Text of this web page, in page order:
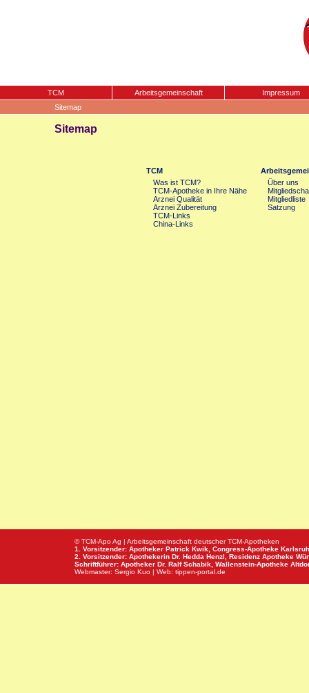
TCM Arbeitsgemeinschaft
Impressum
Sitemap
Sitemap
TCM
Was ist TCM?
TCM-Apotheke in Ihre Nähe
Arznei Qualität
Arznei Zubereitung
TCM-Links
China-Links
Über uns
Mitgliedliste
Satzung
© TCM-Apo Ag | Arbeitsgemeinschaft deutscher TCM-Apotheken
1. Vorsitzender: Apotheker Patrick Kwik, Congress-Apotheke
2. Vorsitzender: Apothekerin Dr. Hedda Henzl, Residenz Apotheke
Schriftführer: Apotheker Dr. Ralf Schabik, Wallenstein-Apotheke
Webmaster: Sergio Kuo | Web: tippen-portal.de